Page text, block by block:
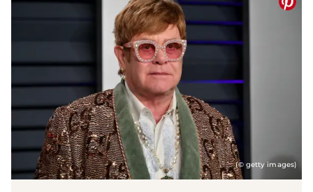
(© getty images)